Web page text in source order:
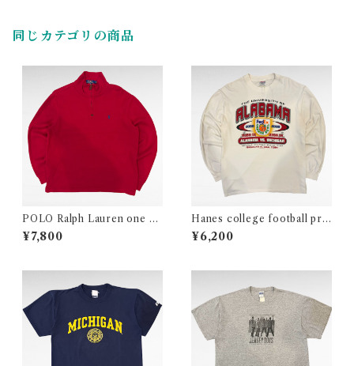
同じカテゴリの商品
POLO Ralph Lauren one po
int logo half zip cotton knit
¥7,800
Hanes college football prin
t long sleeve t-shirt
¥6,200